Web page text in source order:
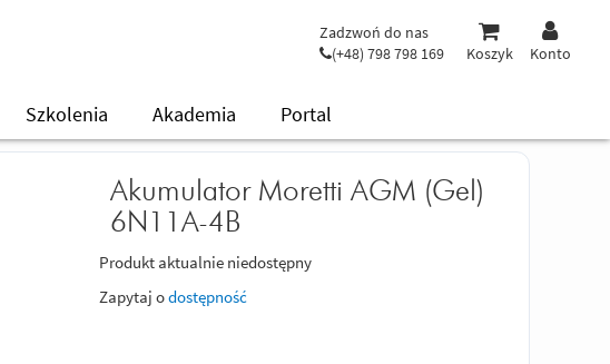
Zadzwoń do nas
(+48) 798 798 169
Koszyk Konto
Szkolenia Akademia Portal
Akumulator Moretti AGM (Gel)
6N11A-4B
Produkt aktualnie niedostępny
Zapytaj odostępność